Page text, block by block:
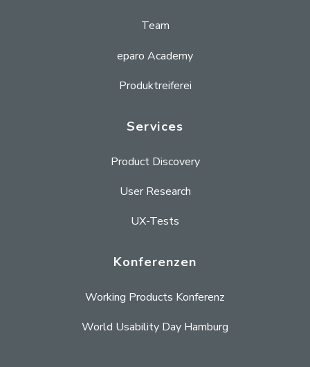
Team
eparo Academy
Produktreiferei
Services
Product Discovery
User Research
UX-Tests
Konferenzen
Working Products Konferenz
World Usability Day Hamburg